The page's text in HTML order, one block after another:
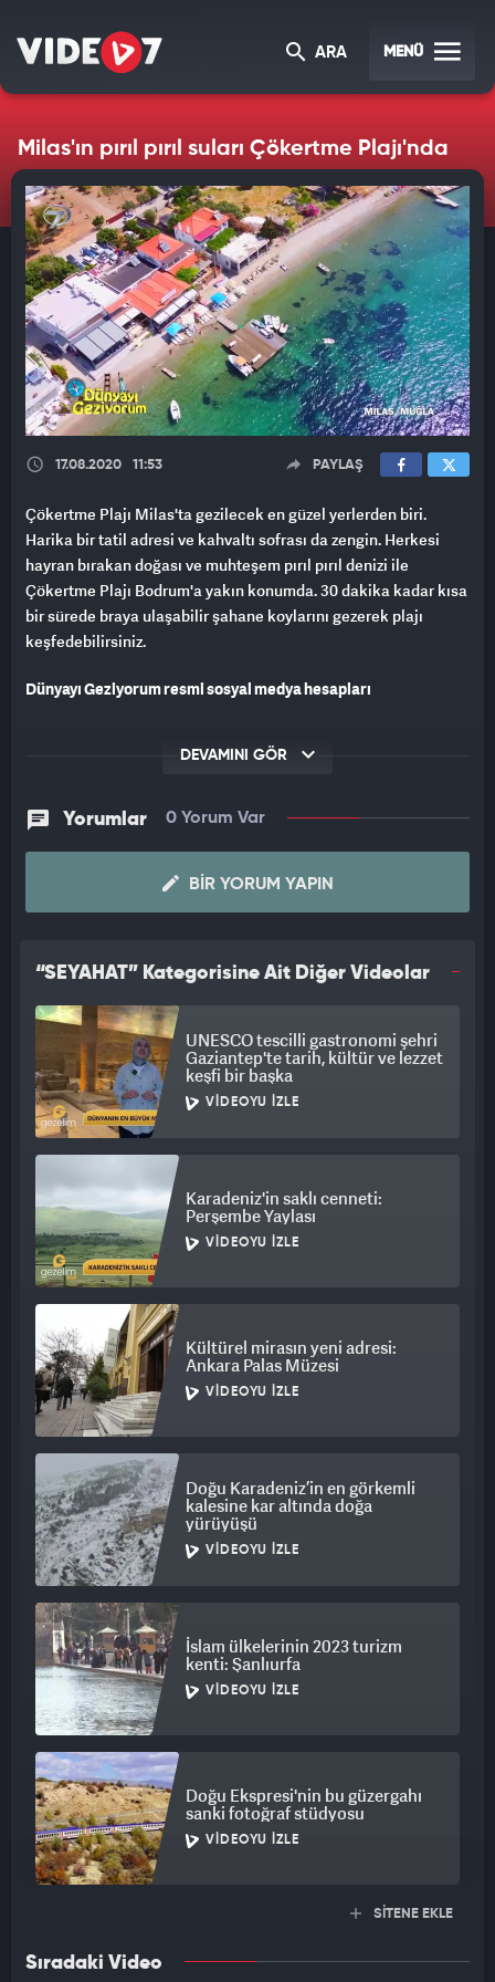
ARA MENÜ
Milas'ın pırıl pırıl suları Çökertme Plajı'nda
17.08.2020 11:53 PAYLAŞ
Çökertme Plajı Milas'ta gezilecek en güzel yerlerden biri.
Harika bir tatil adresi ve kahvaltı sofrası da zengin. Herkesi
hayran bırakan doğası ve muhteşem pırıl pırıl denizi ile
Çökertme Plajı Bodrum'a yakın konumda. 30 dakika kadar kısa
bir sürede braya ulaşabilir şahane koylarını gezerek plajı
keşfedebilirsiniz.
Dünyayı Geziyorum resmi sosyal medya hesapları
Facebook:dunyayigeziyorum
DEVAMINI GÖR
Yorumlar 0 Yorum Var
BIR YORUM YAPIN
“SEYAHAT” Kategorisine Ait Diğer Videolar
UNESCO tescilli gastronomi şehri
Gaziantep'te tarih, kültür ve lezzet
keşfi bir başka
VIDEOYU İZLE
Karadeniz'in saklı cenneti:
Perşembe Yaylası
VIDEOYU İZLE
Kültürel mirasın yeni adresi:
Ankara Palas Müzesi
VIDEOYU İZLE
Doğu Karadeniz’in en görkemli
kalesine kar altında doğa
yürüyüşü
VIDEOYU İZLE
İslam ülkelerinin 2023 turizm
kenti: Şanlıurfa
VIDEOYU İZLE
Doğu Ekspresi'nin bu güzergahı
sanki fotoğraf stüdyosu
VIDEOYU İZLE
SİTENE EKLE
Sıradaki Video